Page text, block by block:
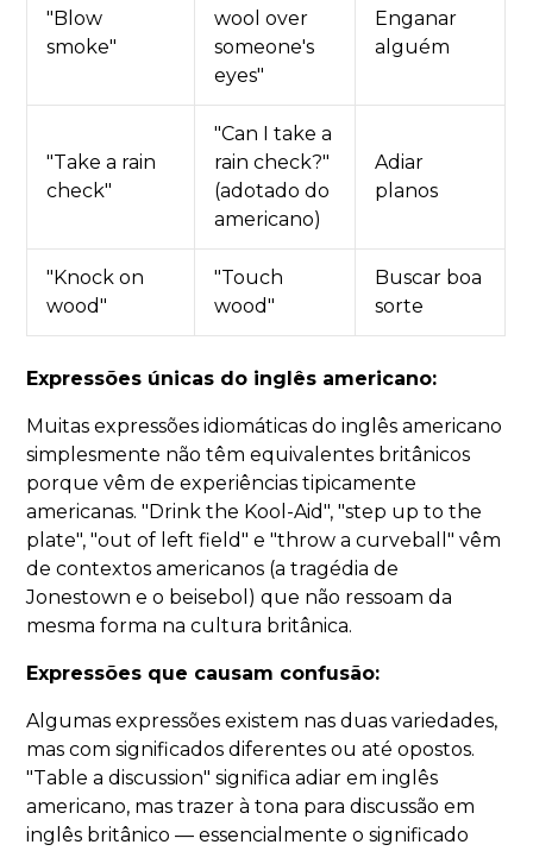
"Blow
smoke"
wool over
someone's
eyes"
Enganar
alguém
"Take a rain
check"
"Can I take a
rain check?"
(adotado do
americano)
Adiar
planos
"Knock on
wood"
"Touch
wood"
Buscar boa
sorte
Expressões únicas do inglês americano:
Muitas expressões idiomáticas do inglês americano
simplesmente não têm equivalentes britânicos
porque vêm de experiências tipicamente
americanas. "Drink the Kool-Aid", "step up to the
plate", "out of left field" e "throw a curveball" vêm
de contextos americanos (a tragédia de
Jonestown e o beisebol) que não ressoam da
mesma forma na cultura britânica.
Expressões que causam confusão:
Algumas expressões existem nas duas variedades,
mas com significados diferentes ou até opostos.
"Table a discussion" significa adiar em inglês
americano, mas trazer à tona para discussão em
inglês britânico — essencialmente o significado